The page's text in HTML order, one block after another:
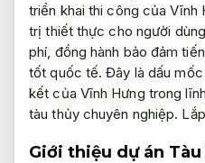
triển khai thi công của Vĩnh
trị thiết thực cho người
phí, đồng hành bảo đảm
tốt quốc tế. Đây là dấu
kết của Vĩnh Hưng trong
tàu thủy chuyên nghiệp.
Giới thiệu dự án